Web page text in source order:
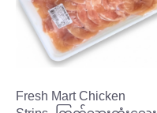
Fresh Mart Chicken